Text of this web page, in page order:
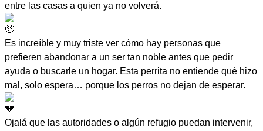
entre las casas a quien ya no volverá.
Es increíble y muy triste ver cómo hay personas que
prefieren abandonar a un ser tan noble antes que pedir
ayuda o buscarle un hogar. Esta perrita no entiende qué hizo
mal, solo espera… porque los perros no dejan de esperar.
Ojalá que las autoridades o algún refugio puedan intervenir,